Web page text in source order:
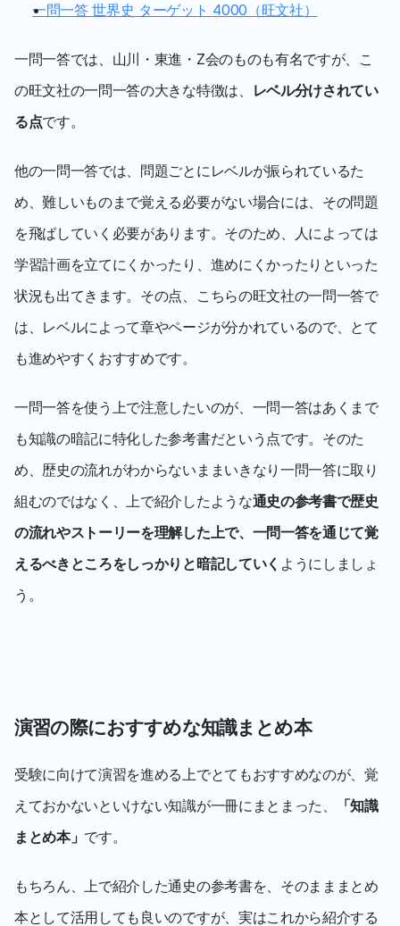
一問一答 世界史 ターゲット 4000（旺文社）
一問一答では、山川・東進・Z会のものも有名ですが、こ
の旺文社の一問一答の大きな特徴は、
レベル分けされてい
る点です。
他の一問一答では、問題ごとにレベルが振られているた
め、難しいものまで覚える必要がない場合には、その問題
を飛ばしていく必要があります。そのため、人によっては
学習計画を立てにくかったり、進めにくかったりといった
状況も出てきます。その点、こちらの旺文社の一問一答で
は、レベルによって章やページが分かれているので、とて
も進めやすくおすすめです。
一問一答を使う上で注意したいのが、一問一答はあくまで
も知識の暗記に特化した参考書だという点です。そのた
め、歴史の流れがわからないままいきなり一問一答に取り
組むのではなく、上で紹介したような通史の参考書で歴史
の流れやストーリーを理解した上で、一問一答を通じて覚
えるべきところをしっかりと暗記していく ようにしましょ
う。
演習の際におすすめな知識まとめ本
受験に向けて演習を進める上でとてもおすすめなのが、覚
えておかないといけない知識が一冊にまとまった、
「知識
まとめ本」 です。
もちろん、上で紹介した通史の参考書を、そのまままとめ
本として活用しても良いのですが、実はこれから紹介する